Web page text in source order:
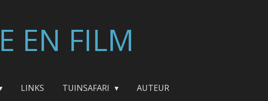
EN FILM
LINKS TUINSAFARI
AUTEUR